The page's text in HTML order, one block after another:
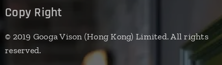
Copy Right
© 2019 Googa Vison (Hong Kong) Limited. All rights
reserved.